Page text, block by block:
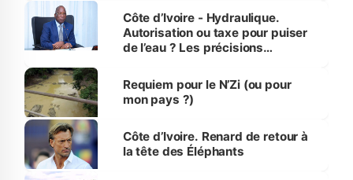
Côte d’Ivoire - Hydraulique.
Autorisation ou taxe pour puiser
de l’eau ? Les précisions
Requiem pour le N’Zi (ou pour
mon pays ?)
Côte d’Ivoire. Renard de retour à
la tête des Éléphants